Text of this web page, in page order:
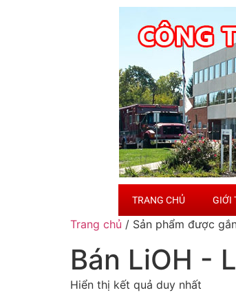
TRANG CHỦ GIỚI
Trang chủ / Sản phẩm được
Bán LiOH -
Hiển thị kết quả duy nhất